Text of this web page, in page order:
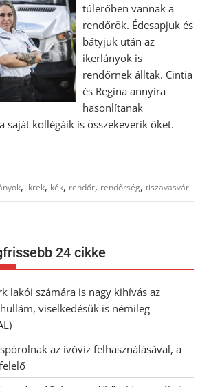
túlerőben vannak a
rendőrök. Édesapjuk és
bátyjuk után az
ikerlányok is
rendőrnek álltak. Cintia
és Regina annyira
hasonlítanak
saját kollégáik is összekeverik őket.
, ikrek, kék, rendőr, rendőrség,tiszavasvári
24 cikke
lakói számára is nagy kihívás az
viselkedésük is némileg
az ivóvíz felhasználásával, a